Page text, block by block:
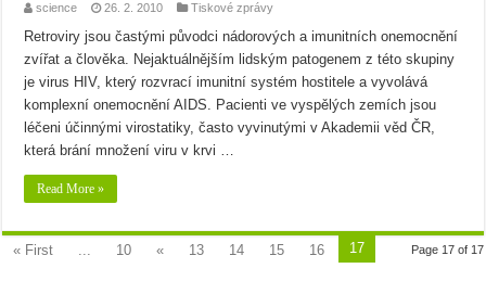
science 26. 2. 2010 Tiskové zprávy
Retroviry jsou častými původci nádorových a imunitních onemocnění
zvířat a člověka. Nejaktuálnějším lidským patogenem z této skupiny
je virus HIV, který rozvrací imunitní systém hostitele a vyvolává
komplexní onemocnění AIDS. Pacienti ve vyspělých zemích jsou
léčeni účinnými virostatiky, často vyvinutými v Akademii věd ČR,
která brání množení viru v krvi …
Read More »
Page 17 of 17
« First 10 « 13 14 15 16 17